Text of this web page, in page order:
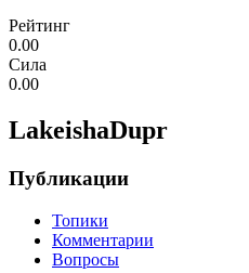
Рейтинг
0.00
Сила
0.00
LakeishaDupr
Публикации
Топики
Комментарии
Вопросы